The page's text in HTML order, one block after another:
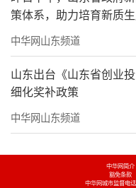
策体系，助力培育新质
中华网山东频道
山东出台《山东省创业
细化奖补政策
中华网山东频道
中华网简介
豁免条款
中华网城市监督电